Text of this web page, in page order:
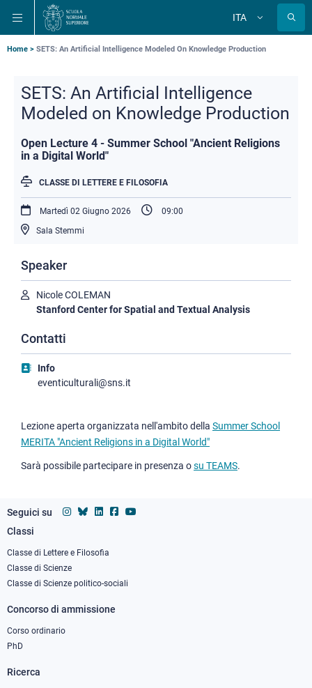
alla
navigazione
principale
contenuto
principale
alla
ricerca
principale
ITA
Briciole
pane
Home SETS: An Artificial Intelligence Modeled On Knowledge Production
SETS: An Artificial Intelligence
Modeled on Knowledge Production
Open Lecture 4 - Summer School "Ancient Religions
in a Digital World"
CLASSE DI LETTERE E FILOSOFIA
Martedì 02 Giugno 2026
09:00
Sala Stemmi
Speaker
Nicole COLEMAN
Stanford Center for Spatial and Textual Analysis
Contatti
Info
eventiculturali@sns.it
Lezione aperta organizzata nell'ambito della Summer School
MERITA "Ancient Religions in a Digital World"
Sarà possibile partecipare in presenza osu TEAMS.
Seguici su
Footer
column
1
Classi
Classe di Lettere e Filosofia
Classe di Scienze
Classe di Scienze politico-sociali
Concorso di ammissione
Corso ordinario
PhD
Ricerca